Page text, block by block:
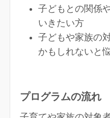
子どもとの関係
いきたい方
子どもや家族の
かもしれないと
プログラムの流れ